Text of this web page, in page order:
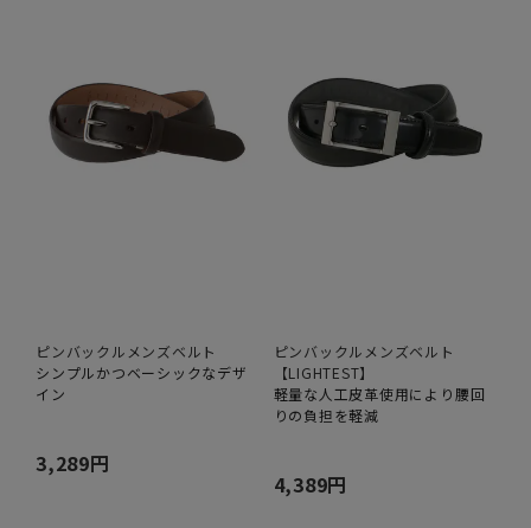
ピンバックルメンズベルト
シンプルかつベーシックなデザ
イン
3,289円
ピンバックルメンズベルト
【LIGHTEST】
軽量な人工皮革使用により腰回
りの負担を軽減
4,389円